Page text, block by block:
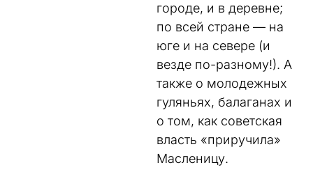
городе, и в деревне;
по всей стране — на
юге и на севере (и
везде по-разному!). А
также о молодежных
гуляньях, балаганах и
о том, как советская
власть «приручила»
Масленицу.